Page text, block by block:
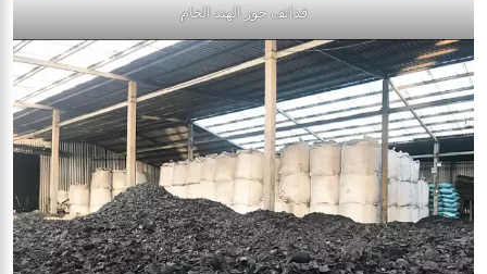
قذائف جوز الهند الخام